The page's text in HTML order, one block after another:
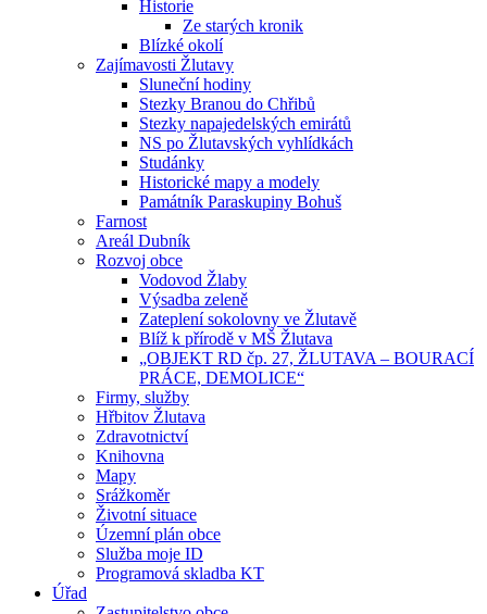
Historie
Ze starých kronik
Blízké okolí
Zajímavosti Žlutavy
Sluneční hodiny
Stezky Branou do Chřibů
Stezky napajedelských emirátů
NS po Žlutavských vyhlídkách
Studánky
Historické mapy a modely
Památník Paraskupiny Bohuš
Farnost
Areál Dubník
Rozvoj obce
Vodovod Žlaby
Výsadba zeleně
Zateplení sokolovny ve Žlutavě
Blíž k přírodě v MŠ Žlutava
„OBJEKT RD čp. 27, ŽLUTAVA – BOURACÍ
PRÁCE, DEMOLICE“
Firmy, služby
Hřbitov Žlutava
Zdravotnictví
Knihovna
Mapy
Srážkoměr
Životní situace
Územní plán obce
Služba moje ID
Programová skladba KT
Úřad